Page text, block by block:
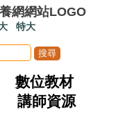
特大
數位教材
講師資源